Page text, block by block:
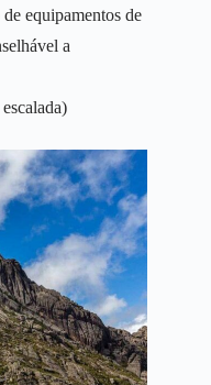
equipamentos de
a